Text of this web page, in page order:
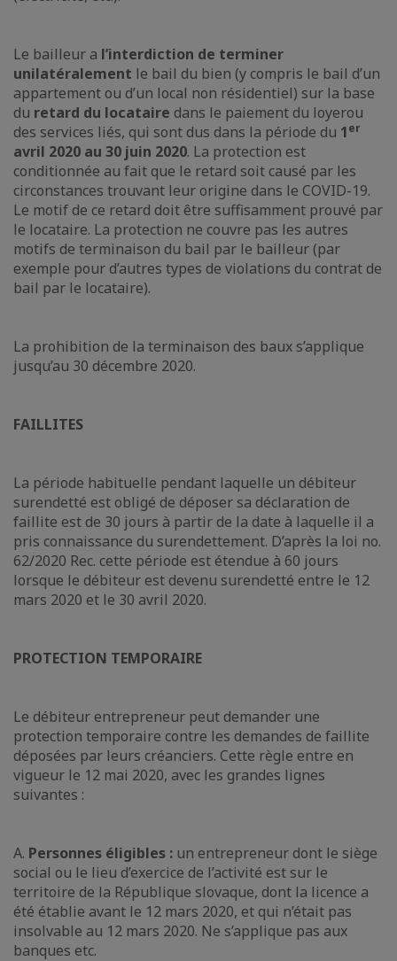
Le bailleur a l’interdiction de terminer
unilatéralement le bail du bien (y compris le bail d’un
appartement ou d’un local non résidentiel) sur la base
du retard du locataire dans le paiement du loyerou
des services liés, qui sont dus dans la période du 1er
avril 2020 au 30 juin 2020. La protection est
conditionnée au fait que le retard soit causé par les
circonstances trouvant leur origine dans le COVID-19.
Le motif de ce retard doit être suffisamment prouvé par
le locataire. La protection ne couvre pas les autres
motifs de terminaison du bail par le bailleur (par
exemple pour d’autres types de violations du contrat de
bail par le locataire).
La prohibition de la terminaison des baux s’applique
jusqu’au 30 décembre 2020.
FAILLITES
La période habituelle pendant laquelle un débiteur
surendetté est obligé de déposer sa déclaration de
faillite est de 30 jours à partir de la date à laquelle il a
pris connaissance du surendettement. D’après la loi no.
62/2020 Rec. cette période est étendue à 60 jours
lorsque le débiteur est devenu surendetté entre le 12
mars 2020 et le 30 avril 2020.
PROTECTION TEMPORAIRE
Le débiteur entrepreneur peut demander une
protection temporaire contre les demandes de faillite
déposées par leurs créanciers. Cette règle entre en
vigueur le 12 mai 2020, avec les grandes lignes
suivantes :
A. Personnes éligibles : un entrepreneur dont le siège
social ou le lieu d’exercice de l’activité est sur le
territoire de la République slovaque, dont la licence a
été établie avant le 12 mars 2020, et qui n’était pas
insolvable au 12 mars 2020. Ne s’applique pas aux
banques etc.